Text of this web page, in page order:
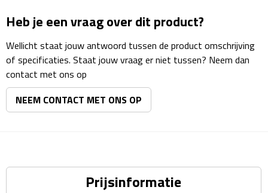
Reisstekkers
Reissetjes
Paspoorthouders
Heb je een vraag over dit product?
Wellicht staat jouw antwoord tussen de product omschrijving
of specificaties. Staat jouw vraag er niet tussen? Neem dan
contact met ons op
NEEM CONTACT MET ONS OP
Prijsinformatie